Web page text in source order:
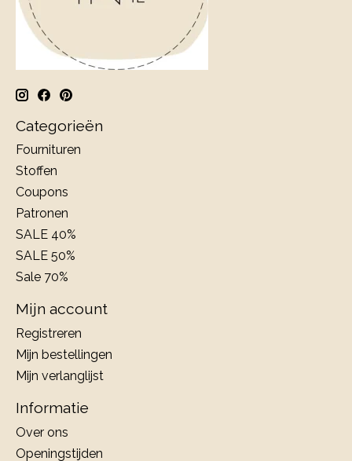
Categorieën
Fournituren
Stoffen
Coupons
Patronen
SALE 40%
SALE 50%
Sale 70%
Mijn account
Registreren
Mijn bestellingen
Mijn verlanglijst
Informatie
Over ons
Openingstijden